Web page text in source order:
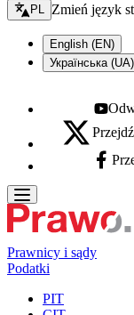
Zmień język - bieżący:
PL Zmień język
English (EN)
Українська (UA)
Youtube
X - otwiera się
Prawnicy i sądy
Podatki
PIT